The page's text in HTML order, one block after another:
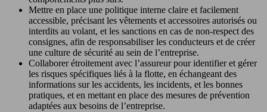
Mettre en place une politique interne claire et facilement
accessible, précisant les vêtements et accessoires autorisés ou
interdits au volant, et les sanctions en cas de non-respect des
consignes, afin de responsabiliser les conducteurs et de créer
une culture de sécurité au sein de l’entreprise.
Collaborer étroitement avec l’assureur pour identifier et gérer
les risques spécifiques liés à la flotte, en échangeant des
informations sur les accidents, les incidents, et les bonnes
pratiques, et en mettant en place des mesures de prévention
adaptées aux besoins de l’entreprise.